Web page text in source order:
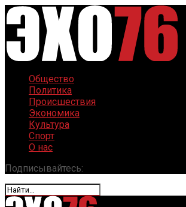
Общество
Политика
Происшествия
Экономика
Культура
Спорт
О нас
Подписывайтесь: